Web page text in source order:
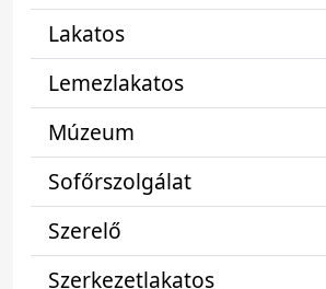
Lakatos
Lemezlakatos
Múzeum
Sofőrszolgálat
Szerelő
Szerkezetlakatos